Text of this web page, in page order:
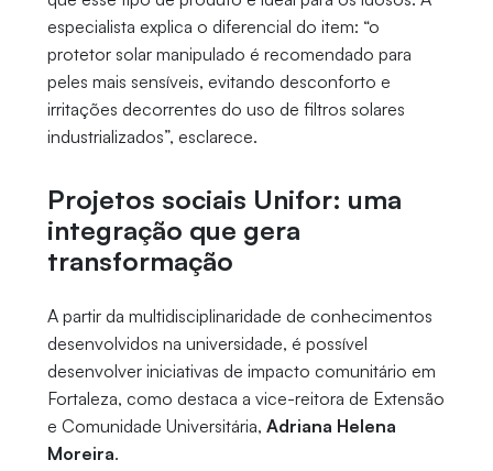
especialista explica o diferencial do item: “o
protetor solar manipulado é recomendado para
peles mais sensíveis, evitando desconforto e
irritações decorrentes do uso de filtros solares
industrializados”, esclarece.
Projetos sociais Unifor: uma
integração que gera
transformação
A partir da multidisciplinaridade de conhecimentos
desenvolvidos na universidade, é possível
desenvolver iniciativas de impacto comunitário em
Fortaleza, como destaca a vice-reitora de Extensão
e Comunidade Universitária, Adriana Helena
Moreira.